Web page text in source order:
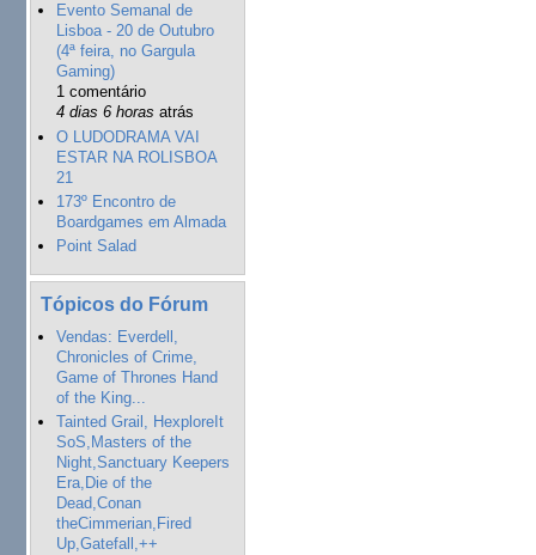
Evento Semanal de
Lisboa - 20 de Outubro
(4ª feira, no Gargula
Gaming)
1 comentário
4 dias 6 horas atrás
O LUDODRAMA VAI
ESTAR NA ROLISBOA
21
173º Encontro de
Boardgames em Almada
Point Salad
Tópicos do Fórum
Vendas: Everdell,
Chronicles of Crime,
Game of Thrones Hand
of the King...
Tainted Grail, HexploreIt
SoS,Masters of the
Night,Sanctuary Keepers
Era,Die of the
Dead,Conan
theCimmerian,Fired
Up,Gatefall,++